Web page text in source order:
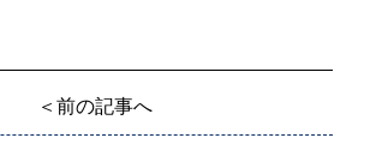
＜前の記事へ